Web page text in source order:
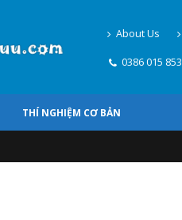
About Us
0386 015 853
THÍ NGHIỆM CƠ BẢN